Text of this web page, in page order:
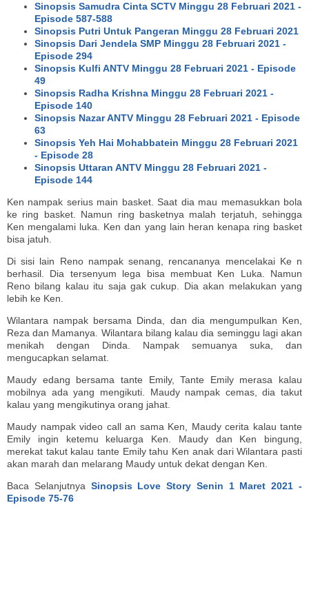
Sinopsis Samudra Cinta SCTV Minggu 28 Februari 2021 -
Episode 587-588
Sinopsis Putri Untuk Pangeran Minggu 28 Februari 2021
Sinopsis Dari Jendela SMP Minggu 28 Februari 2021 -
Episode 294
Sinopsis Kulfi ANTV Minggu 28 Februari 2021 - Episode
49
Sinopsis Radha Krishna Minggu 28 Februari 2021 -
Episode 140
Sinopsis Nazar ANTV Minggu 28 Februari 2021 - Episode
63
Sinopsis Yeh Hai Mohabbatein Minggu 28 Februari 2021
- Episode 28
Sinopsis Uttaran ANTV Minggu 28 Februari 2021 -
Episode 144
Ken nampak serius main basket. Saat dia mau memasukkan bola
ke ring basket. Namun ring basketnya malah terjatuh, sehingga
Ken mengalami luka. Ken dan yang lain heran kenapa ring basket
bisa jatuh.
Di sisi lain Reno nampak senang, rencananya mencelakai Ke n
berhasil. Dia tersenyum lega bisa membuat Ken Luka. Namun
Reno bilang kalau itu saja gak cukup. Dia akan melakukan yang
lebih ke Ken.
Wilantara nampak bersama Dinda, dan dia mengumpulkan Ken,
Reza dan Mamanya. Wilantara bilang kalau dia seminggu lagi akan
menikah dengan Dinda. Nampak semuanya suka, dan
mengucapkan selamat.
Maudy edang bersama tante Emily, Tante Emily merasa kalau
mobilnya ada yang mengikuti. Maudy nampak cemas, dia takut
kalau yang mengikutinya orang jahat.
Maudy nampak video call an sama Ken, Maudy cerita kalau tante
Emily ingin ketemu keluarga Ken. Maudy dan Ken bingung,
merekat takut kalau tante Emily tahu Ken anak dari Wilantara pasti
akan marah dan melarang Maudy untuk dekat dengan Ken.
Baca Selanjutnya Sinopsis Love Story Senin 1 Maret 2021 -
Episode 75-76